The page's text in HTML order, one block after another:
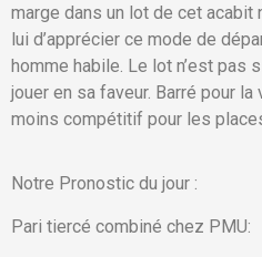
marge dans un lot de cet acabit
lui d’apprécier ce mode de
homme habile. Le lot n’est pas
jouer en sa faveur. Barré pour la
moins compétitif pour les
Notre Pronostic du jour :
Pari tiercé combiné chez PMU: